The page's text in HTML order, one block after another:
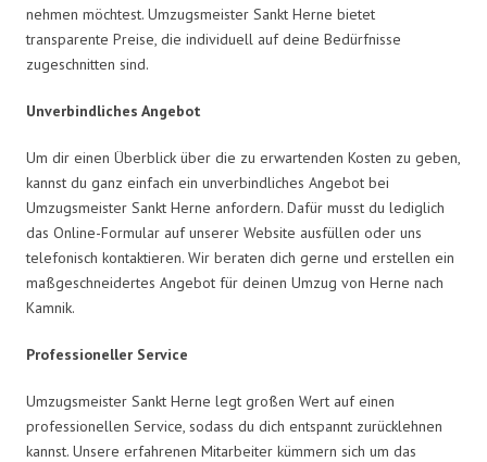
nehmen möchtest. Umzugsmeister Sankt Herne bietet
transparente Preise, die individuell auf deine Bedürfnisse
zugeschnitten sind.
Unverbindliches Angebot
Um dir einen Überblick über die zu erwartenden Kosten zu geben,
kannst du ganz einfach ein unverbindliches Angebot bei
Umzugsmeister Sankt Herne anfordern. Dafür musst du lediglich
das Online-Formular auf unserer Website ausfüllen oder uns
telefonisch kontaktieren. Wir beraten dich gerne und erstellen ein
maßgeschneidertes Angebot für deinen Umzug von Herne nach
Kamnik.
Professioneller Service
Umzugsmeister Sankt Herne legt großen Wert auf einen
professionellen Service, sodass du dich entspannt zurücklehnen
kannst. Unsere erfahrenen Mitarbeiter kümmern sich um das